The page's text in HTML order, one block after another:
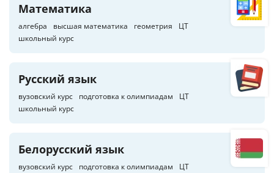
Математика
алгебра высшая математика геометрия
ЦТ
школьный курс
Русский язык
вузовский курс подготовка к олимпиадам
ЦТ
школьный курс
Белорусский язык
вузовский курс подготовка к олимпиадам
ЦТ